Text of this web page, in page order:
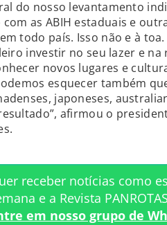
do nosso levantamento
as ABIH estaduais e
todo país. Isso não e à
investir no seu lazer e na
novos lugares e
esquecer também
japoneses,
afirmou o
receber notícias como
e a Revista
em nosso grupo de